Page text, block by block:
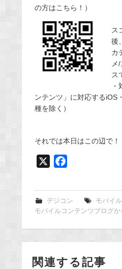
の方はこちら！）
ス
後、
カ
メ
ス
ンテンツ」に対応するiOS
種を除く）
それでは本日はこの辺で！
e
b
o
o
デジコン モバイ
モバイルコンテンツブログか
関連する記事